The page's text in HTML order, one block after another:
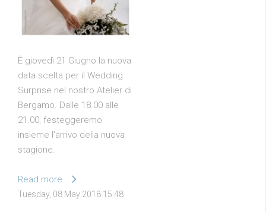
È giovedì 21 Giugno la nuova
data scelta per il Wedding
Surprise nel nostro Atelier di
Bergamo. Dalle 18.00 alle
21.00, festeggeremo
insieme l'arrivo della nuova
stagione.
Read more...
Tuesday, 08 May 2018 15:48